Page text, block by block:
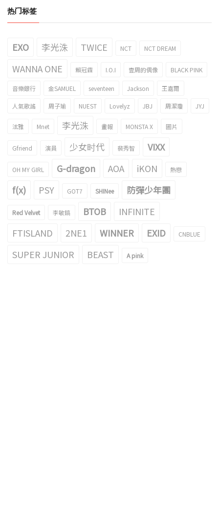
热门标签
EXO 李光洙 TWICE NCT NCT DREAM
WANNA ONE 賴冠霖 I.O.I 壹周的偶像 BLACK PINK
音樂銀行 金SAMUEL seventeen Jackson 王嘉爾
人氣歌謠 周子瑜 NUEST Lovelyz JBJ 周潔瓊 JYJ
泫雅 Mnet 李光洙 畫報 MONSTA X 圖片
Gfriend 演員 少女时代 裴秀智 VIXX
OH MY GIRL G-dragon AOA iKON 熱戀
f(x) PSY GOT7 SHINee 防彈少年團
Red Velvet 李敏鎬 BTOB
INFINITE
FTISLAND
2NE1 WINNER EXID CNBLUE
SUPER JUNIOR BEAST A pink